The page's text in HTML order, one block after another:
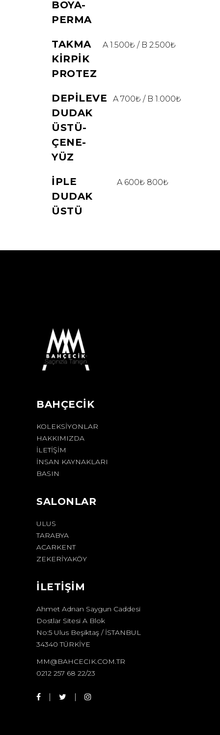
BOYA-
PERMA
TAKMA
KIRPIK
PROTEZ
A 1.500₺ / B 2.500₺
DEPILEVE
DUDAK
ÜSTÜ-
ÇENE-
YÜZ
A 700₺ / B 1.000₺
İPLE
DUDAK
ÜSTÜ
A 600₺ 800₺
BAHÇECİK
KOLEKSIYONLAR
HAKKIMIZDA
İLETIŞIM
İNSAN KAYNAKLARI
BASIN
SALONLAR
ULUS
TARABYA
ACARKENT
ZEKERİYAKÖY
İLETİŞİM
Ahmet Adnan Saygun Caddesi
Dostlar Sitesi A Blok
No:5 Ulus Beşiktaş / İSTANBUL
34340 TÜRKİYE
MM@BAHCECIK.COM.TR
0212 257 68 22/23